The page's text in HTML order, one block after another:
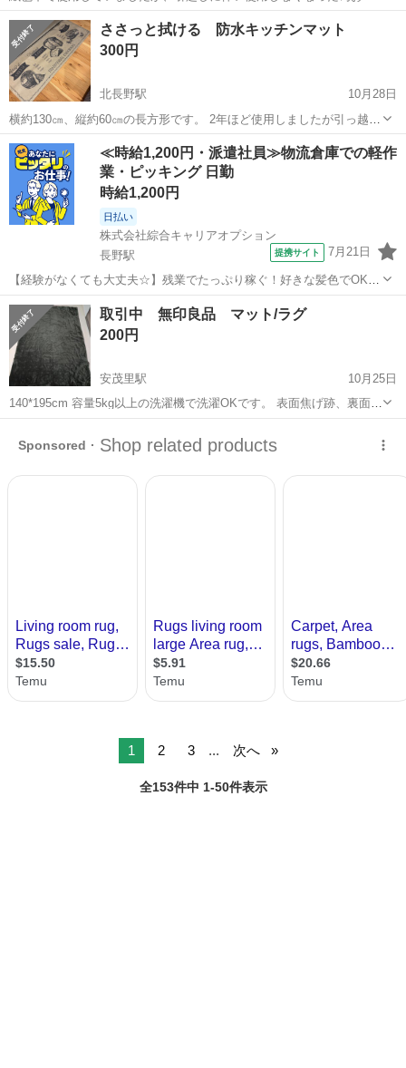
りします。 使用期間2年未満なのでまだまだ潰れたりへたっていませ
ん。 拭き取り清掃はしておりますが、材質状細かな埃などは取れてい
ないと思いますので、それでも気にな...
長野 長野市 長野駅 カーペット/マット/ラグ 絨毯
ささっと拭ける 防水キッチンマット
300円
北長野駅
10月28日
横約130㎝、縦約60㎝の長方形です。 2年ほど使用しましたが引っ越に
伴い使用しない為出品します。 大きな目立った汚れはなく、元々ヴィ
ンテージ風のデザインで写真2枚目、5枚目のようなグレーの細かな掠
れの印刷が入っています。そ...
長野 長野市 北長野駅 カーペット/マット/ラグ マット
≪時給1,200円・派遣社員≫物流倉庫での軽作
業・ピッキング 日勤
時給1,200円
日払い
株式会社綜合キャリアオプション
長野駅
提携サイト 7月21日
【経験がなくても大丈夫☆】残業でたっぷり稼ぐ！好きな髪色でOK♪
組立・加工・食品製造など 【業務内容詳細】 【簡単な荷受け・仕分け
作業】 製造組立に必要な部材を受け入れる部署でのお仕事です！〈お
仕事内容〉着荷した荷物...
長野 長野市 長野駅 その他
取引中 無印良品 マット/ラグ
200円
安茂里駅
10月25日
140*195cm 容量5kg以上の洗濯機で洗濯OKです。 表面焦げ跡、裏面シ
ミありますが使用には問題ないかと思います。 簡易清掃にてお渡しし
ます。洗濯希望の方はお申し出ください。
1 2 3 ... 次へ
全153件中 1-50件表示